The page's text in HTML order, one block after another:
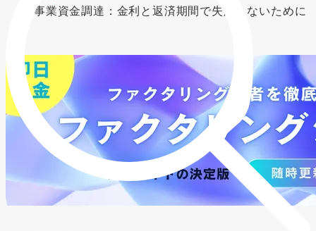
事業資金調達：金利と返済期間で失敗しないために